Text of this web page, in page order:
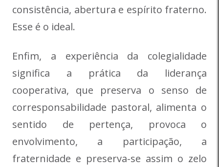
consistência, abertura e espírito fraterno.
Esse é o ideal.
Enfim, a experiência da colegialidade
significa a prática da liderança
cooperativa, que preserva o senso de
corresponsabilidade pastoral, alimenta o
sentido de pertença, provoca o
envolvimento, a participação, a
fraternidade e preserva-se assim o zelo